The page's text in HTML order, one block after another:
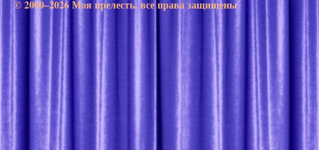
© 2000–2026 Моя прелесть. все права защищены